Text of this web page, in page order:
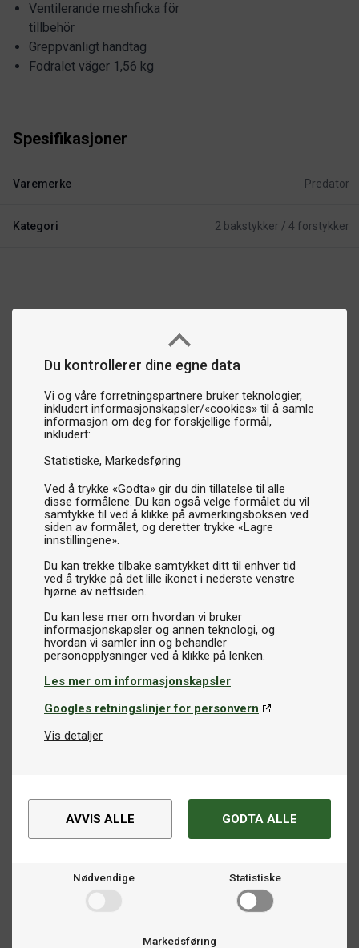
Du kontrollerer dine egne data
Vi og våre forretningspartnere bruker teknologier,
inkludert informasjonskapsler/«cookies» til å samle
informasjon om deg for forskjellige formål,
inkludert:
Statistiske Markedsføring
Ved å trykke «Godta» gir du din tillatelse til alle
disse formålene. Du kan også velge formålet du vil
samtykke til ved å klikke på avmerkingsboksen ved
siden av formålet, og deretter trykke «Lagre
innstillingene».
Du kan trekke tilbake samtykket ditt til enhver tid
ved å trykke på det lille ikonet i nederste venstre
hjørne av nettsiden.
Du kan lese mer om hvordan vi bruker
informasjonskapsler og annen teknologi, og
hvordan vi samler inn og behandler
Les mer om informasjonskapsler
Googles retningslinjer for personvern
Vis detaljer
AVVIS ALLE GODTA ALLE
Nødvendige Statistiske
Markedsføring
Ventilerande meshficka för
tillbehör
Greppvänligt handtag
Fodralet väger 1,56 kg
Spesifikasjoner
Varemerke Predator
Kategori 2 bakstykker / 4 forstykker